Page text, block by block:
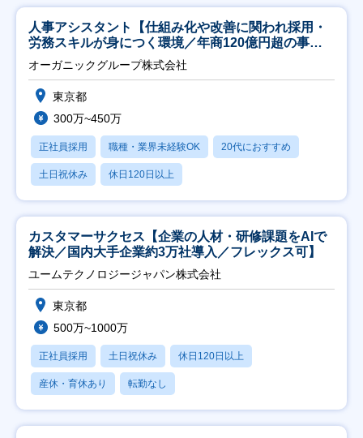
人事アシスタント【仕組み化や改善に関われ採用・
労務スキルが身につく環境／年商120億円超の事業
会社】
オーガニックグループ株式会社
東京都
300万~450万
正社員採用 職種・業界未経験OK 20代におすすめ
土日祝休み 休日120日以上
カスタマーサクセス【企業の人材・研修課題をAIで
解決／国内大手企業約3万社導入／フレックス可】
ユームテクノロジージャパン株式会社
東京都
500万~1000万
正社員採用 土日祝休み 休日120日以上
産休・育休あり 転勤なし